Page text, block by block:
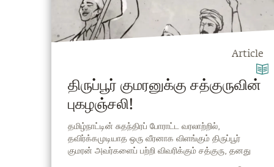
Article
திருப்பூர் குமரனுக்கு சத்குருவின்
புகழஞ்சலி!
தமிழ்நாட்டின் சுதந்திரப் போராட்ட வரலாற்றில்,
தவிர்க்கமுடியாத ஒரு வீரனாக விளங்கும் திருப்பூர்
குமரன் அவர்களைப் பற்றி விவரிக்கும் சத்குரு, தனது